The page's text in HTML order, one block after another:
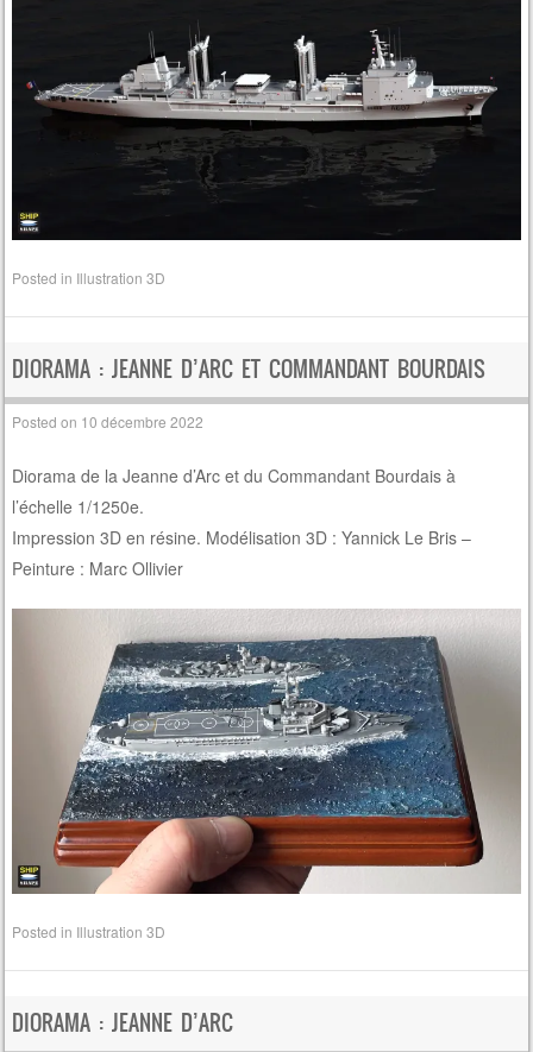
Posted in Illustration 3D
DIORAMA : JEANNE D’ARC ET COMMANDANT BOURDAIS
Posted on 10 décembre 2022
Diorama de la Jeanne d’Arc et du Commandant Bourdais à
l’échelle 1/1250e.
Impression 3D en résine. Modélisation 3D : Yannick Le Bris –
Peinture : Marc Ollivier
Posted in Illustration 3D
DIORAMA : JEANNE D’ARC